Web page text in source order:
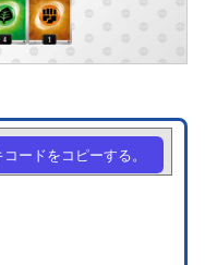
ードをコピーする。